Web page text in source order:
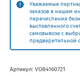
Уважаемые
заказов в нашем
перечисления
выставленного
самовывоза с
предварительной
Артикул: VO84160721